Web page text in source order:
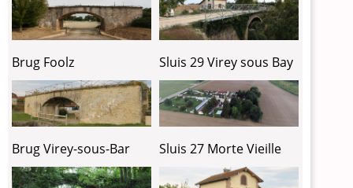
Brug Foolz Sluis 29 Virey sous Bay
Brug Virey-sous-Bar Sluis 27 Morte Vieille